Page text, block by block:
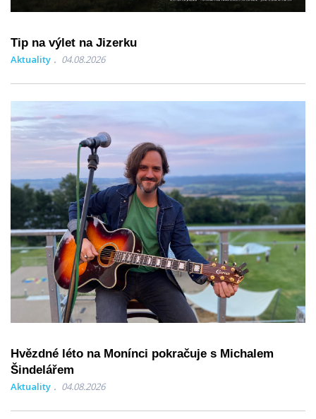
Tip na výlet na Jizerku
Aktuality 04.08.2026
Hvězdné léto na Monínci pokračuje s Michalem
Šindelářem
Aktuality 04.08.2026